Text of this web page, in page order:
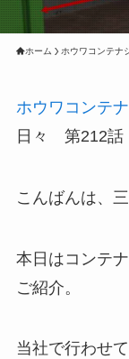
ホーム ホウワコンテナ
ホウワコンテ
日々 第212話
こんばんは、三
本日はコンテ
ご紹介。
当社で行わせ